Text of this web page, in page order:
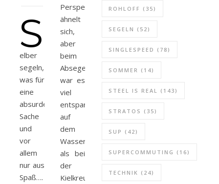
S
elber
segeln,
was für
eine
absurde
Sache
und
vor
allem
nur aus
Spaß….
Perspektive
ähnelt
sich,
aber
beim
Absegeln
war es
viel
entspannter
auf
dem
Wasser
als bei
der
Kielkreuzerregatta.
ROHLOFF (35)
SEGELN (52)
SINGLESPEED (78)
SOMMER (14)
STEEL IS REAL (143)
STRATOS (35)
SUP (42)
SUPERCOMMUTING (16)
TECHNIK (24)